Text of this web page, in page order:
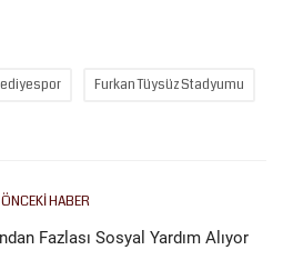
Furkan Tüysüz Stadyumu
ÖNCEKI HABER
Fazlası Sosyal Yardım Alıyor